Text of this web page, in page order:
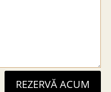
REZERVĂ ACUM